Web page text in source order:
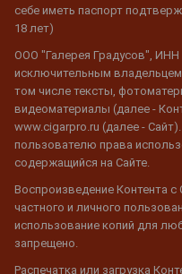
себе иметь паспорт
18 лет)
ООО "Галерея Градусов", ИНН
исключительным
том числе тексты,
видеоматериалы (далее -
www.cigarpro.ru (далее -
пользователю права
содержащийся на Сайте.
Воспроизведение Контента
частного и личного
использование копий для
запрещено.
Распечатка или загрузка